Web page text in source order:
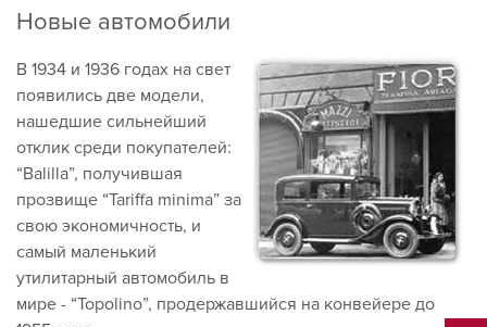
Новые автомобили
В 1934 и 1936 годах на свет
появились две модели,
нашедшие сильнейший
отклик среди покупателей:
“Balilla”, получившая
прозвище “Tariffa minima” за
свою экономичность, и
самый маленький
утилитарный автомобиль в
мире - “Topolino”, продержавшийся на конвейере до